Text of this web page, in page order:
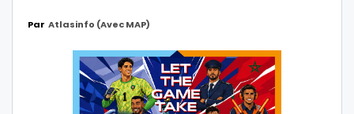
Par Atlasinfo (avec MAP)